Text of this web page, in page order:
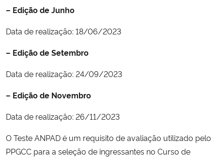
Controladoria-Geral da União
Secretaria de Governo
Gabinete de Segurança Institucional
– Edição de Junho
Data de realização: 18/06/2023
– Edição de Setembro
Data de realização: 24/09/2023
– Edição de Novembro
Data de realização: 26/11/2023
O Teste ANPAD é um requisito de avaliação utilizado pelo
PPGCC para a seleção de ingressantes no Curso de